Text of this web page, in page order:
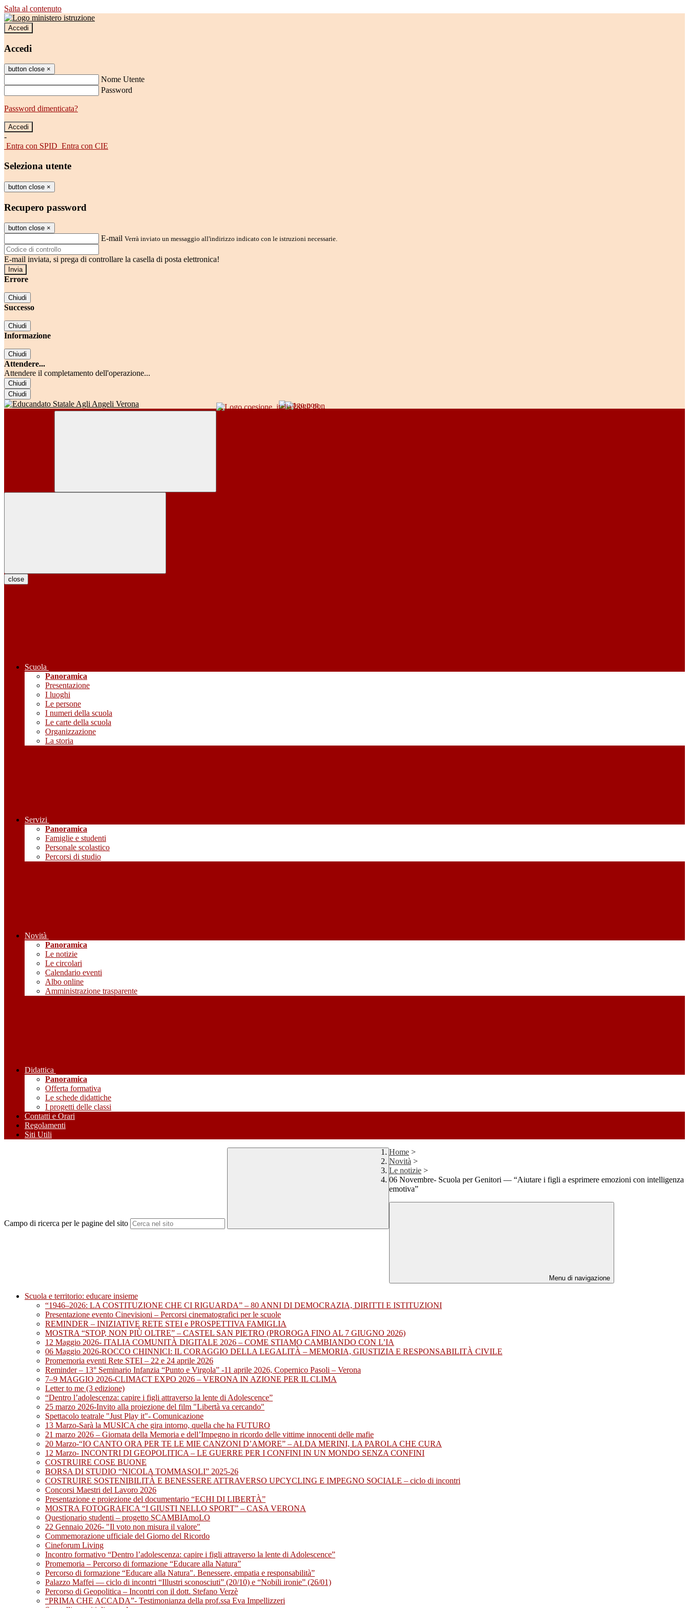
Salta al contenuto
Accedi
Accedi
button close ×
Nome Utente
Password
Password dimenticata?
-
Entra con SPID Entra con CIE
Seleziona utente
button close ×
Recupero password
button close ×
E-mail Verrà inviato un messaggio all'indirizzo indicato con le istruzioni necessarie.
E-mail inviata, si prega di controllare la casella di posta elettronica!
Errore
Chiudi
Successo
Chiudi
Informazione
Chiudi
Attendere...
Attendere il completamento dell'operazione...
Chiudi
Chiudi
close
Scuola
Panoramica
Presentazione
I luoghi
Le persone
I numeri della scuola
Le carte della scuola
Organizzazione
La storia
Servizi
Panoramica
Famiglie e studenti
Personale scolastico
Percorsi di studio
Novità
Panoramica
Le notizie
Le circolari
Calendario eventi
Albo online
Amministrazione trasparente
Didattica
Panoramica
Offerta formativa
Le schede didattiche
I progetti delle classi
Contatti e Orari
Regolamenti
Siti Utili
Campo di ricerca per le pagine del sito
Home >
Novità >
Le notizie >
06 Novembre- Scuola per Genitori — “Aiutare i figli a esprimere emozioni con intelligenza
emotiva”
Menu di navigazione
Scuola e territorio: educare insieme
“1946–2026: LA COSTITUZIONE CHE CI RIGUARDA” – 80 ANNI DI DEMOCRAZIA, DIRITTI E ISTITUZIONI
Presentazione evento Cinevisioni – Percorsi cinematografici per le scuole
REMINDER – INIZIATIVE RETE STEI e PROSPETTIVA FAMIGLIA
MOSTRA “STOP, NON PIÙ OLTRE” – CASTEL SAN PIETRO (PROROGA FINO AL 7 GIUGNO 2026)
12 Maggio 2026- ITALIA COMUNITÀ DIGITALE 2026 – COME STIAMO CAMBIANDO CON L’IA
06 Maggio 2026-ROCCO CHINNICI: IL CORAGGIO DELLA LEGALITÀ – MEMORIA, GIUSTIZIA E RESPONSABILITÀ CIVILE
Promemoria eventi Rete STEI – 22 e 24 aprile 2026
Reminder – 13° Seminario Infanzia “Punto e Virgola” -11 aprile 2026, Copernico Pasoli – Verona
7–9 MAGGIO 2026-CLIMACT EXPO 2026 – VERONA IN AZIONE PER IL CLIMA
Letter to me (3 edizione)
“Dentro l’adolescenza: capire i figli attraverso la lente di Adolescence”
25 marzo 2026-Invito alla proiezione del film "Libertà va cercando"
Spettacolo teatrale "Just Play it"- Comunicazione
13 Marzo-Sarà la MUSICA che gira intorno, quella che ha FUTURO
21 marzo 2026 – Giornata della Memoria e dell’Impegno in ricordo delle vittime innocenti delle mafie
20 Marzo-“IO CANTO ORA PER TE LE MIE CANZONI D’AMORE” – ALDA MERINI, LA PAROLA CHE CURA
12 Marzo- INCONTRI DI GEOPOLITICA – LE GUERRE PER I CONFINI IN UN MONDO SENZA CONFINI
COSTRUIRE COSE BUONE
BORSA DI STUDIO “NICOLA TOMMASOLI” 2025-26
COSTRUIRE SOSTENIBILITÀ E BENESSERE ATTRAVERSO UPCYCLING E IMPEGNO SOCIALE – ciclo di incontri
Concorsi Maestri del Lavoro 2026
Presentazione e proiezione del documentario “ECHI DI LIBERTÀ”
MOSTRA FOTOGRAFICA “I GIUSTI NELLO SPORT” – CASA VERONA
Questionario studenti – progetto SCAMBIAmoLO
22 Gennaio 2026- "Il voto non misura il valore"
Commemorazione ufficiale del Giorno del Ricordo
Cineforum Living
Incontro formativo “Dentro l’adolescenza: capire i figli attraverso la lente di Adolescence”
Promemoria – Percorso di formazione “Educare alla Natura”
Percorso di formazione “Educare alla Natura". Benessere, empatia e responsabilità”
Palazzo Maffei — ciclo di incontri “Illustri sconosciuti” (20/10) e “Nobili ironie” (26/01)
Percorso di Geopolitica – Incontri con il dott. Stefano Verzè
“PRIMA CHE ACCADA”- Testimonianza della prof.ssa Eva Impellizzeri